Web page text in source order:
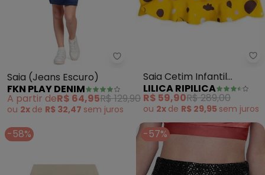
Fkn Play Denim - Saia (Jeans
Saia (Jeans Escuro)
FKN PLAY DENIM
A partir deR$ 64,95R$ 129,90
ou 2x de R$ 32,47 sem juros
Saia Cetim Infantil
Menina(Amarelo)
LILICA RIPILICA
R$ 59,90R$ 289,00
ou 2x de R$ 29,95 sem juros
-58% -57%